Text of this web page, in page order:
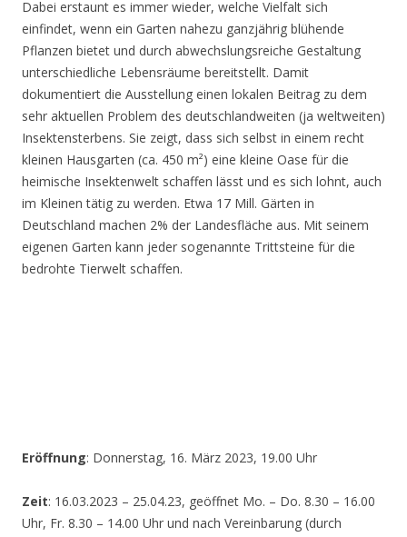
Dabei erstaunt es immer wieder, welche Vielfalt sich
einfindet, wenn ein Garten nahezu ganzjährig blühende
Pflanzen bietet und durch abwechslungsreiche Gestaltung
unterschiedliche Lebensräume bereitstellt. Damit
dokumentiert die Ausstellung einen lokalen Beitrag zu dem
sehr aktuellen Problem des deutschlandweiten (ja weltweiten)
Insektensterbens. Sie zeigt, dass sich selbst in einem recht
kleinen Hausgarten (ca. 450 m²) eine kleine Oase für die
heimische Insektenwelt schaffen lässt und es sich lohnt, auch
im Kleinen tätig zu werden. Etwa 17 Mill. Gärten in
Deutschland machen 2% der Landesfläche aus. Mit seinem
eigenen Garten kann jeder sogenannte Trittsteine für die
bedrohte Tierwelt schaffen.
Eröffnung: Donnerstag, 16. März 2023, 19.00 Uhr
Zeit: 16.03.2023 – 25.04.23, geöffnet Mo. – Do. 8.30 – 16.00
Uhr, Fr. 8.30 – 14.00 Uhr und nach Vereinbarung (durch